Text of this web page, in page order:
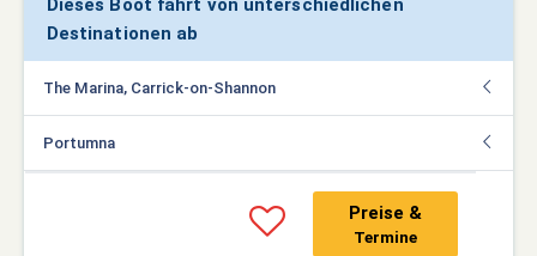
Destinationen ab
The Marina, Carrick-on-Shannon
Portumna
Preise &
Termine